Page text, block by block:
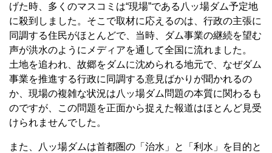
げた時、多くのマスコミは“現場”である八ッ場ダム予定地
に殺到しました。そこで取材に応えるのは、行政の主張に
同調する住民がほとんどで、当時、ダム事業の継続を望む
声が洪水のようにメディアを通して全国に流れました。
土地を追われ、故郷をダムに沈められる地元で、なぜダム
事業を推進する行政に同調する意見ばかりが聞かれるの
か、現場の複雑な状況は八ッ場ダム問題の本質に関わるも
のですが、この問題を正面から捉えた報道はほとんど見受
けられませんでした。
また、八ッ場ダムは首都圏の「治水」と「利水」を目的と